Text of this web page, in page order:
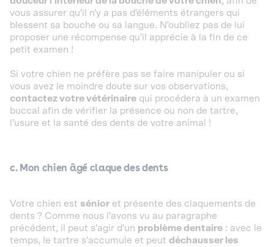
vous assurer qu'il n'y a pas d'éléments étrangers qui
blessent sa bouche ou sa langue. N'oubliez pas de lui
proposer une récompense qu'il apprécie à la fin de ce
petit examen !
Si votre chien ne préfère pas se faire manipuler ou si
vous avez le moindre doute sur vos observations,
contactez votre vétérinaire qui procédera à un examen
buccal afin de vérifier la présence ou non de tartre,
l'usure et la santé des dents de votre animal !
c. Mon chien âgé claque des dents
Votre chien est sénior et présente des claquements de
dents ? Comme nous l'avons vu au paragraphe
précédent, il peut s'agir d'un problème dentaire : avec le
temps, le tartre s'accumule et peut déchausser les